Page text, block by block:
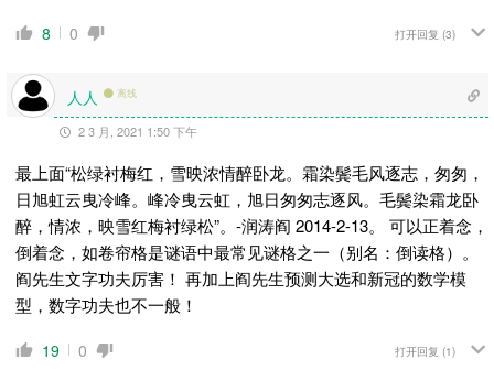
8 0 打开回复 (3)
人人 离线
2 3 月, 2021 1:50 下午
最上面“松绿衬梅红，雪映浓情醉卧龙。霜染鬓毛风逐志，匆匆，
日旭虹云曳冷峰。峰冷曳云虹，旭日匆匆志逐风。毛鬓染霜龙卧
醉，情浓，映雪红梅衬绿松”。-润涛阎 2014-2-13。 可以正着念，
倒着念，如卷帘格是谜语中最常见谜格之一（别名：倒读格）。
阎先生文字功夫厉害！ 再加上阎先生预测大选和新冠的数学模
型，数字功夫也不一般！
19 0 打开回复 (1)